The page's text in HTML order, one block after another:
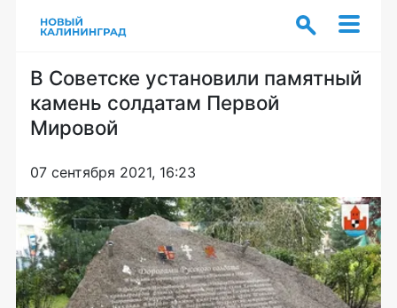
В Советске установили памятный
камень солдатам Первой
Мировой
07 сентября 2021, 16:23